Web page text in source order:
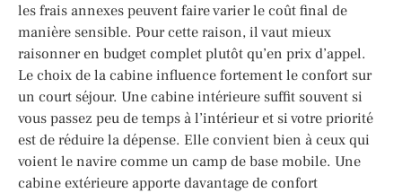
les frais annexes peuvent faire varier le coût final de
manière sensible. Pour cette raison, il vaut mieux
raisonner en budget complet plutôt qu’en prix d’appel.
Le choix de la cabine influence fortement le confort sur
un court séjour. Une cabine intérieure suffit souvent si
vous passez peu de temps à l’intérieur et si votre priorité
est de réduire la dépense. Elle convient bien à ceux qui
voient le navire comme un camp de base mobile. Une
cabine extérieure apporte davantage de confort